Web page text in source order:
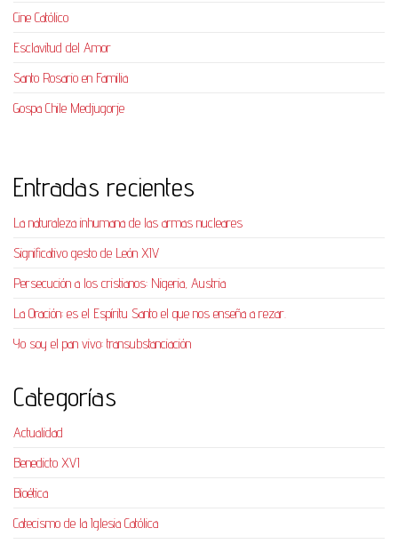
Cine Católico
Esclavitud del Amor
Santo Rosario en Familia
Gospa Chile Medjugorje
Entradas recientes
La naturaleza inhumana de las armas nucleares
Significativo gesto de León XIV
Persecución a los cristianos: Nigeria, Austria
La Oración: es el Espíritu Santo el que nos enseña a rezar.
Yo soy el pan vivo: transubstanciación
Categorías
Actualidad
Benedicto XVI
Bioética
Catecismo de la Iglesia Católica